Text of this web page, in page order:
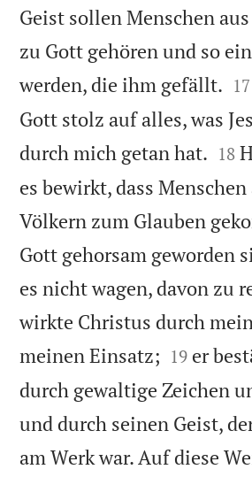
Geist sollen Menschen
zu Gott gehören und so
werden, die ihm gefällt. 

17
Gott stolz auf alles, was
durch mich getan hat. 

18
es bewirkt, dass
Völkern zum Glauben
Gott gehorsam geworden
es nicht wagen, davon zu
wirkte Christus durch
meinen Einsatz; 

19 er
durch gewaltige Zeichen
und durch seinen Geist,
am Werk war. Auf diese